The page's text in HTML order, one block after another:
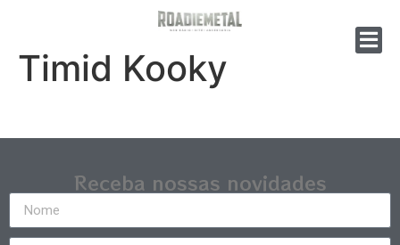
Timid Kooky
Receba nossas novidades